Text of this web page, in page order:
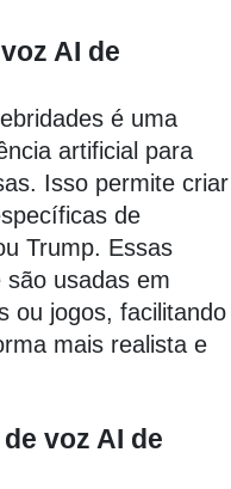
AI de
é uma
artificial para
Isso permite criar
de
Trump. Essas
usadas em
ou jogos, facilitando
mais realista e
voz AI de